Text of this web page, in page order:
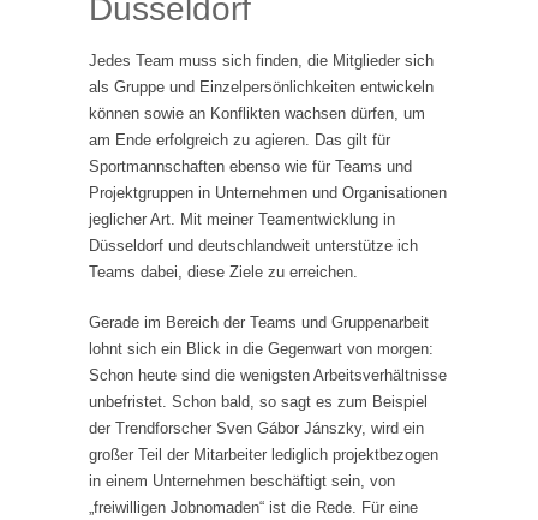
Düsseldorf
Jedes Team muss sich finden, die Mitglieder sich
als Gruppe und Einzelpersönlichkeiten entwickeln
können sowie an Konflikten wachsen dürfen, um
am Ende erfolgreich zu agieren. Das gilt für
Sportmannschaften ebenso wie für Teams und
Projektgruppen in Unternehmen und Organisationen
jeglicher Art. Mit meiner Teamentwicklung in
Düsseldorf und deutschlandweit unterstütze ich
Teams dabei, diese Ziele zu erreichen.
Gerade im Bereich der Teams und Gruppenarbeit
lohnt sich ein Blick in die Gegenwart von morgen:
Schon heute sind die wenigsten Arbeitsverhältnisse
unbefristet. Schon bald, so sagt es zum Beispiel
der Trendforscher Sven Gábor Jánszky, wird ein
großer Teil der Mitarbeiter lediglich projektbezogen
in einem Unternehmen beschäftigt sein, von
„freiwilligen Jobnomaden“ ist die Rede. Für eine